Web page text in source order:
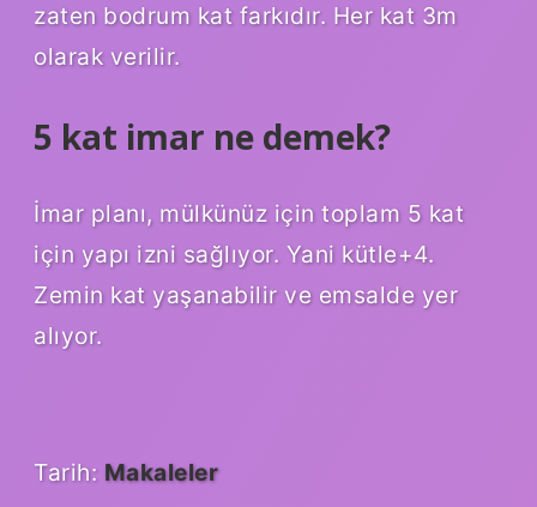
zaten bodrum kat farkıdır. Her kat 3m
olarak verilir.
5 kat imar ne demek?
İmar planı, mülkünüz için toplam 5 kat
için yapı izni sağlıyor. Yani kütle+4.
Zemin kat yaşanabilir ve emsalde yer
alıyor.
Tarih: Makaleler